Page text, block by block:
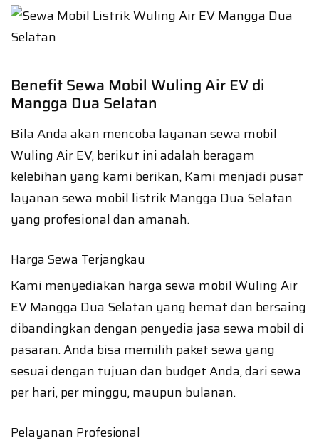
Benefit Sewa Mobil Wuling Air EV di
Mangga Dua Selatan
Bila Anda akan mencoba layanan sewa mobil
Wuling Air EV, berikut ini adalah beragam
kelebihan yang kami berikan, Kami menjadi pusat
layanan sewa mobil listrik Mangga Dua Selatan
yang profesional dan amanah.
Harga Sewa Terjangkau
Kami menyediakan harga sewa mobil Wuling Air
EV Mangga Dua Selatan yang hemat dan bersaing
dibandingkan dengan penyedia jasa sewa mobil di
pasaran. Anda bisa memilih paket sewa yang
sesuai dengan tujuan dan budget Anda, dari sewa
per hari, per minggu, maupun bulanan.
Pelayanan Profesional